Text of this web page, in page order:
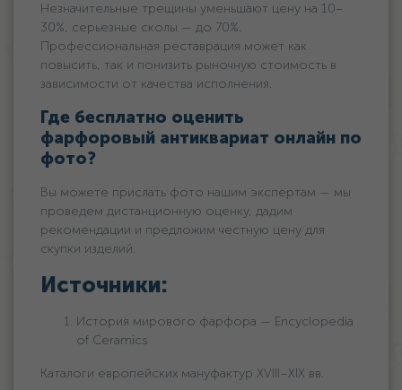
Незначительные трещины уменьшают цену на 10–
30%, серьезные сколы — до 70%.
Профессиональная реставрация может как
повысить, так и понизить рыночную стоимость в
зависимости от качества исполнения.
Где бесплатно оценить
фарфоровый антиквариат онлайн по
фото?
Вы можете прислать фото нашим экспертам — мы
проведем дистанционную оценку, дадим
рекомендации и предложим честную цену для
скупки изделий.
Источники:
История мирового фарфора — Encyclopedia
of Ceramics
Каталоги европейских мануфактур XVIII–XIX вв.